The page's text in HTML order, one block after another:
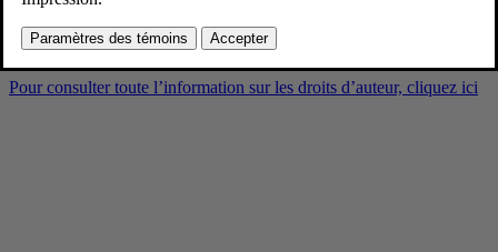
Télécharger
Volvo EX90 Sand Dune Interior
Pour consulter toute l’information sur les droits d’auteur, cliquez ici